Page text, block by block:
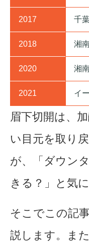
2017 千
2018 湘
2020 湘
2021 イ
眉下切開は、
い目元を取り
が、「ダウン
きる？」と気
そこでこの記
説します。ま